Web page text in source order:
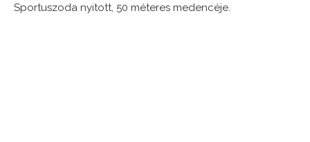
Sportuszoda nyitott, 50 méteres medencéje.